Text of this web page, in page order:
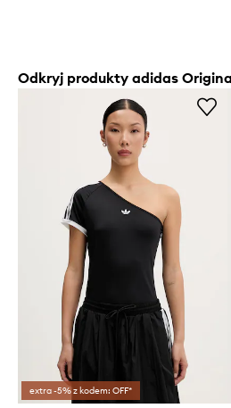
Odkryj produkty adidas
extra -5% z kodem: OFF*